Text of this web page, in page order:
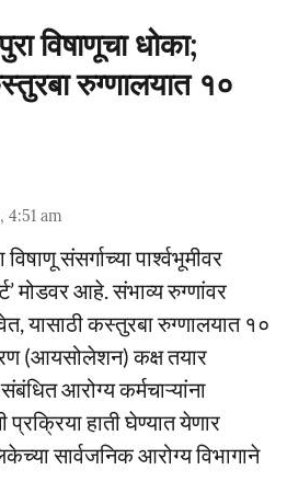
विषाणूचा धोका;
रुग्णालयात १०
4:51 am
संसर्गाच्या पार्श्वभूमीवर
मोडवर आहे. संभाव्य रुग्णांवर
यासाठी कस्तुरबा रुग्णालयात १०
(आयसोलेशन) कक्ष तयार
आरोग्य कर्मचाऱ्यांना
हाती घेण्यात येणार
सार्वजनिक आरोग्य विभागाने